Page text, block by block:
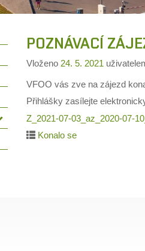
POZNÁVACÍ
Vloženo 24. 5. 2021
VFOO vás zve na zájezd
Přihlášky zasílejte
Z_2021-07-03_az_2020-07-
Konalo se